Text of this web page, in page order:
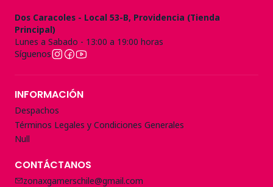
Dos Caracoles - Local 53-B, Providencia (Tienda
Principal)
Lunes a Sabado - 13:00 a 19:00 horas
Síguenos
INFORMACIÓN
Despachos
Términos Legales y Condiciones Generales
Null
CONTÁCTANOS
zonaxgamerschile@gmail.com